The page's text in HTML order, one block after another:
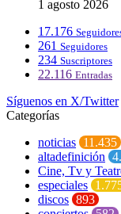
1 agosto 2026
17.176
261 Seguidores
234 Suscriptores
22.116 Entradas
Síguenos en X/Twitter
Categorías
noticias 11.435
altadefinición
Cine, Tv y
especiales
discos 893